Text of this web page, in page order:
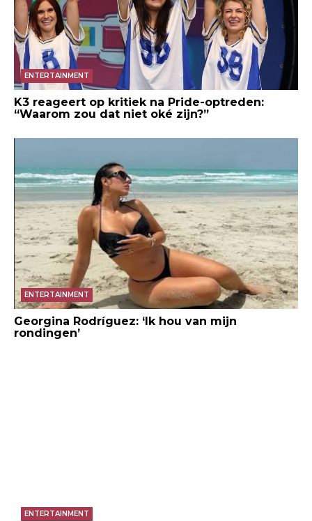
ENTERTAINMENT
K3 reageert op kritiek na Pride-optreden:
“Waarom zou dat niet oké zijn?”
ENTERTAINMENT
Georgina Rodríguez: ‘Ik hou van mijn
rondingen’
ENTERTAINMENT